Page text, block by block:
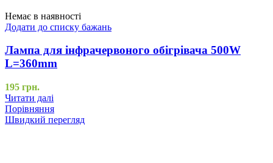
Немає в наявності
Додати до списку бажань
Лампа для інфрачервоного обігрівача 500W
L=360mm
195 грн.
Читати далі
Порівняння
Швидкий перегляд